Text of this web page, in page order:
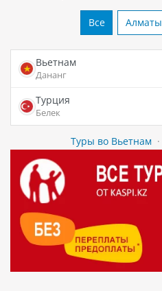
Все Алматы
Вьетнам
Дананг
Турция
Белек
Туры во Вьетнам ·